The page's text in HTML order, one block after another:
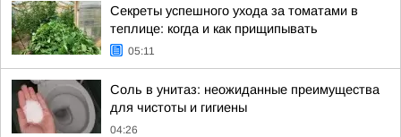
Секреты успешного ухода за томатами в
теплице: когда и как прищипывать
05:11
Соль в унитаз: неожиданные преимущества
для чистоты и гигиены
04:26